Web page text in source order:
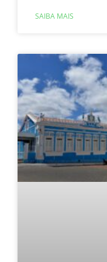
SAIBA MAIS